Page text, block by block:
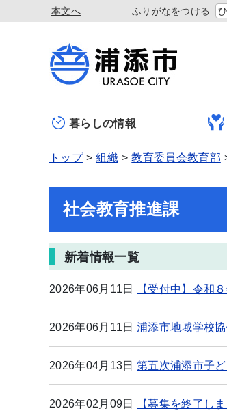
本文へ ふりがなをつける
暮らしの情報
トップ 組織 教育委員会教育部
社会教育推進課
新着情報一覧
2026年06月11日 【受付中】令和
2026年06月11日 浦添市地域学校
2026年04月13日 第五次浦添市子
2026年02月09日
【募集を終了